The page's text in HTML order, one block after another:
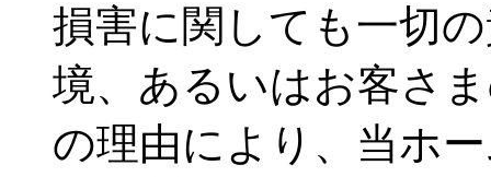
損害に関しても一切
境、あるいはお客さ
の理由により、当ホ